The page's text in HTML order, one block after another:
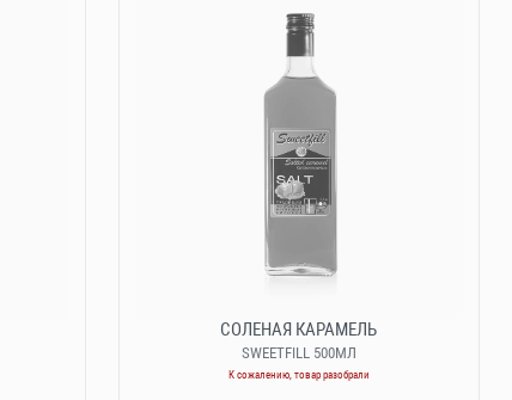
СОЛЕНАЯ КАРАМЕЛЬ
SWEETFILL 500МЛ
К сожалению, товар разобрали